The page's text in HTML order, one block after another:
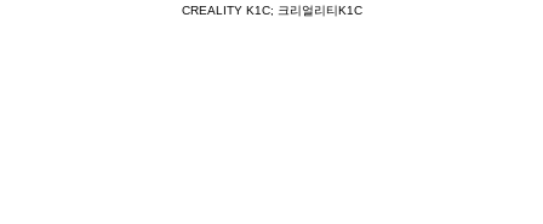
CREALITY K1C; 크리얼리티K1C